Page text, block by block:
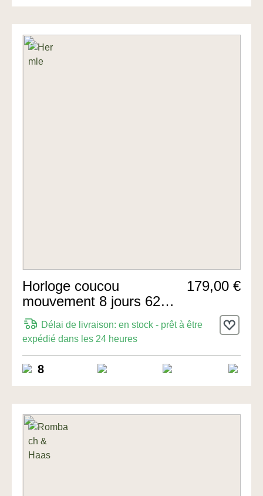
Horloge coucou
mouvement 8 jours 62cm
de Hermle Uhren
179,00 €
Délai de livraison: en stock - prêt à être
expédié dans les 24 heures
8